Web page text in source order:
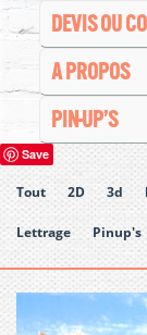
DEVIS OU
A PROPOS
PIN-UP’S
Save
Tout 2D 3d
Lettrage Pinup's